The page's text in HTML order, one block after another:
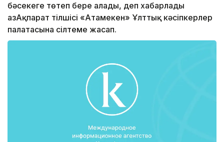
бәсекеге төтеп бере алады, деп хабарлады
ҚазАқпарат тілшісі «Атамекен» Ұлттық кәсіпкерлер
палатасына сілтеме жасап.